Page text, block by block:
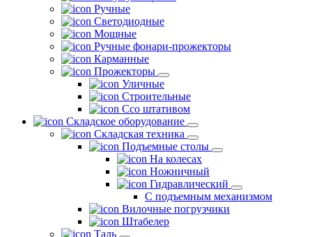
Ручные
Светодиодные
Мощные
Ручные фонари-прожекторы
Карманные
Прожекторы
Уличные
Строительные
Ссо штативом
Складское оборудование
Складская техника
Подъемные столы
На колесах
Ножничный
Гидравлический
С подъемным механизмом
Вилочные погрузчики
Штабелер
Таль